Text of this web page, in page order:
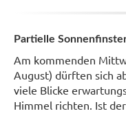
Partielle
Am kommenden
August) dürften sich
viele Blicke
Himmel richten. Ist der